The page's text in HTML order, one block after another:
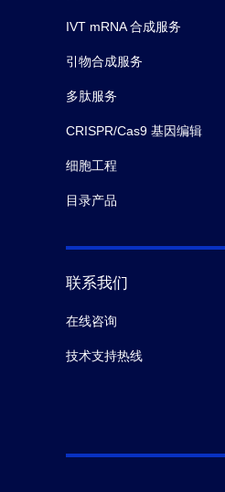
IVT mRNA 合成服务
引物合成服务
多肽服务
CRISPR/Cas9 基因编辑
细胞工程
目录产品
联系我们
在线咨询
技术支持热线